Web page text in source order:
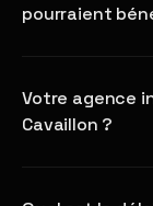
pourraient
Votre agence
Cavaillon ?